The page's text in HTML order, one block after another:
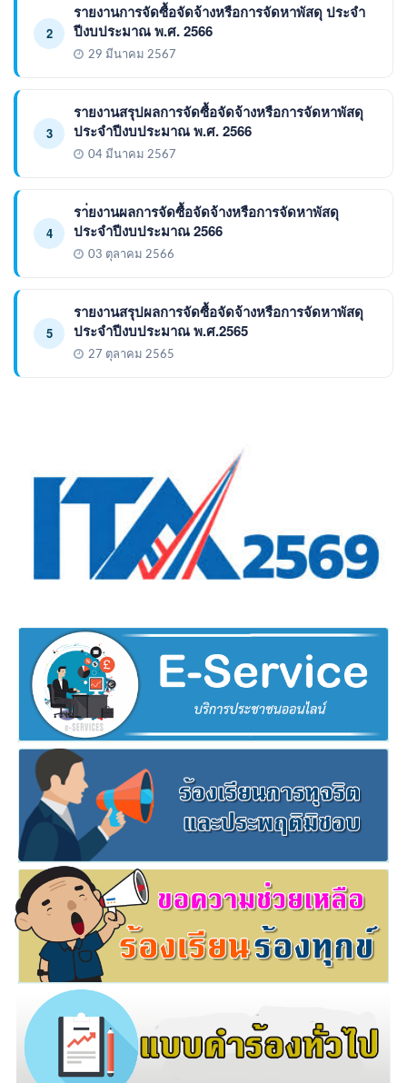
2
รายงานการจัดซื้อจัดจ้างหรือการจัดหาพัสดุ ประจำ
ปีงบประมาณ พ.ศ. 2566
29 มีนาคม 2567
3
รายงานสรุปผลการจัดซื้อจัดจ้างหรือการจัดหาพัสดุ
ประจำปีงบประมาณ พ.ศ. 2566
04 มีนาคม 2567
4
รา่ยงานผลการจัดซื้อจัดจ้างหรือการจัดหาพัสดุ
ประจำปีงบประมาณ 2566
03 ตุลาคม 2566
5
รายงานสรุปผลการจัดซื้อจัดจ้างหรือการจัดหาพัสดุ
ประจำปีงบประมาณ พ.ศ.2565
27 ตุลาคม 2565